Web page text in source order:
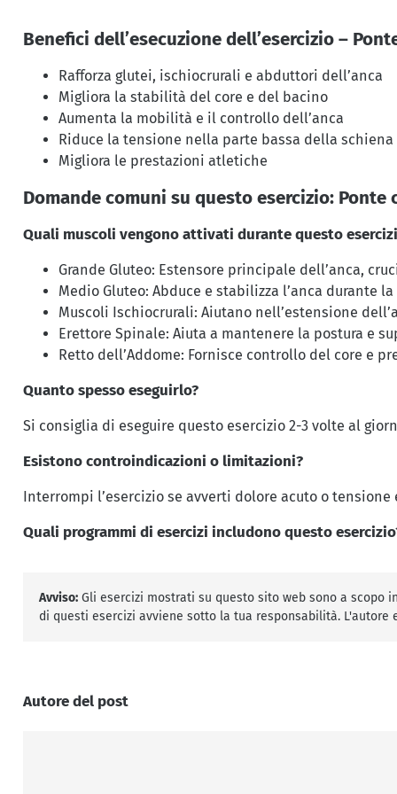
Benefici dell’esecuzione dell’esercizio –
Rafforza glutei, ischiocrurali e abduttori dell’anca
Migliora la stabilità del core e del bacino
Aumenta la mobilità e il controllo dell’anca
Riduce la tensione nella parte bassa della schiena
Migliora le prestazioni atletiche
Domande comuni su questo esercizio: Ponte
Quali muscoli vengono attivati durante questo
Grande Gluteo: Estensore principale dell’anca,
Medio Gluteo: Abduce e stabilizza l’anca durante
Muscoli Ischiocrurali: Aiutano nell’estensione
Erettore Spinale: Aiuta a mantenere la postura e
Retto dell’Addome: Fornisce controllo del core e
Quanto spesso eseguirlo?
Si consiglia di eseguire questo esercizio 2-3 volte al
Esistono controindicazioni o limitazioni?
Interrompi l’esercizio se avverti dolore acuto o
Quali programmi di esercizi includono questo
Avviso: Gli esercizi mostrati su questo sito web sono a scopo
di questi esercizi avviene sotto la tua responsabilità.
Autore del post